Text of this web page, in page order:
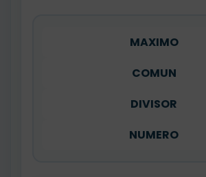
MAXIMO
COMUN
DIVISOR
NUMERO